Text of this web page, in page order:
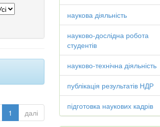
1 далі
наукова діяльність
науково-дослідна робота
студентів
науково-технічна діяльність
публікація результатів НДР
підготовка наукових кадрів